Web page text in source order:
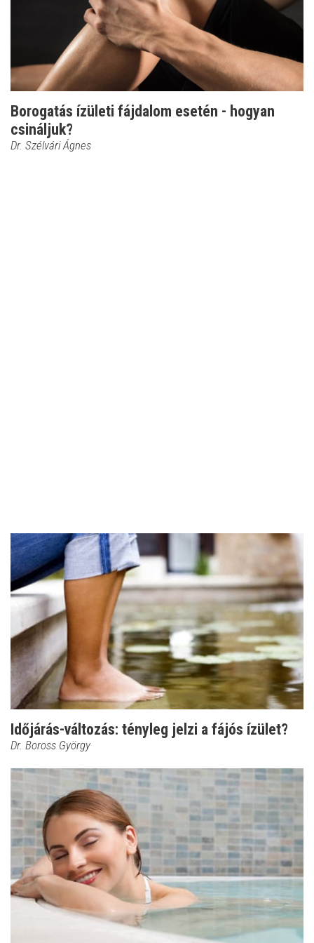
Borogatás ízületi fájdalom esetén - hogyan
csináljuk?
Dr. Szélvári Ágnes
Időjárás-változás: tényleg jelzi a fájós ízület?
Dr. Boross György